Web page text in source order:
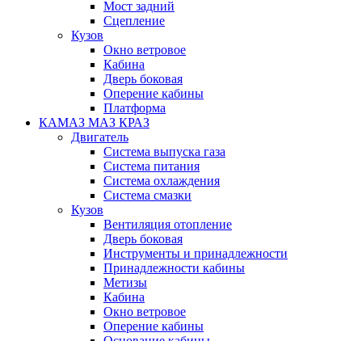
Мост задний
Сцепление
Кузов
Окно ветровое
Кабина
Дверь боковая
Оперение кабины
Платформа
КАМАЗ МАЗ КРАЗ
Двигатель
Система выпуска газа
Система питания
Система охлаждения
Система смазки
Кузов
Вентиляция отопление
Дверь боковая
Инструменты и принадлежности
Принадлежности кабины
Метизы
Кабина
Окно ветровое
Оперение кабины